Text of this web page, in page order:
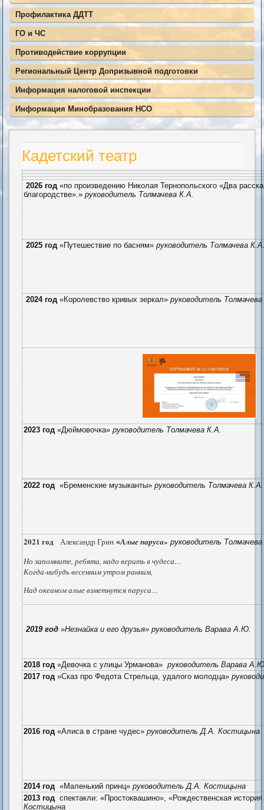
Профилактика ДДТТ
ГО и ЧС
Противодействие коррупции
Региональный Центр Допризывной подготовки
Информация налоговой инспекции
Информация Минобразования НСО
Кадетский театр
2026 год«по произведению Николая Тернопольского «Два
благородстве».»руководитель Толмачева К.А.
2025 год«Путешествие по басням»руководитель Толмачева
2024 год«Королевство кривых зеркал»руководитель
2023 год«Дюймовочка»руководитель Толмачева К.А.
2022 год «Бременские музыканты»руководитель Толмачева К.А.
2021 год Александр Грин«Алые паруса» руководитель
Но запомните, ребята, надо верить в чудеса…
Когда-нибудь весенним утром ранним,
Над океаном алые взметнутся паруса…
2019 год »Незнайка и его друзья»руководитель Варава А.Ю.
2018 год »Девочка с улицы Урманова»руководитель Варава
2017 год »Сказ про Федота Стрельца, удалого молодца»
2016 год «Алиса в стране чудес»руководитель Д.А. Костицына
2014 год «Маленький принц»руководитель Д.А. Костицына
2013 год спектакли: «Простоквашино», «Рождественская
Костицына